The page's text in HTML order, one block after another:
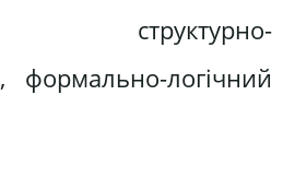
структурно-
формально-логічний